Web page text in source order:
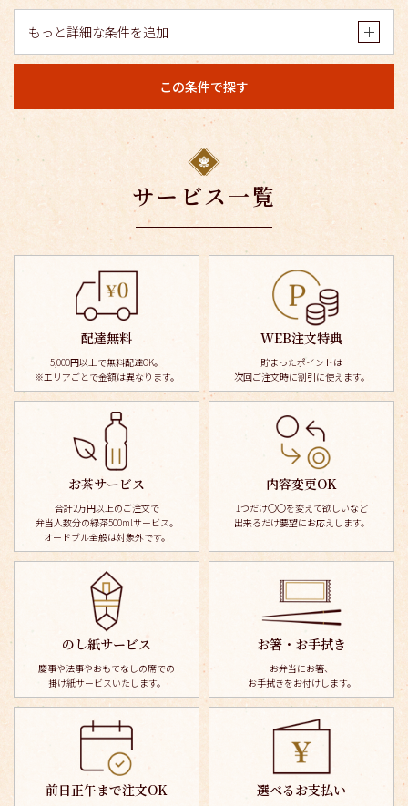
もっと詳細な条件を追加
この条件で探す
サービス一覧
配達無料
5,000円以上で無料配達OK。
※エリアごとで金額は異なります。
WEB注文特典
貯まったポイントは
次回ご注文時に割引に使えます。
お茶サービス
合計2万円以上のご注文で
弁当人数分の緑茶500mlサービス。
オードブル全般は対象外です。
内容変更OK
1つだけ〇〇を変えて欲しいなど
出来るだけ要望にお応えします。
のし紙サービス
慶事や法事やおもてなしの席での
掛け紙サービスいたします。
お箸・お手拭き
お弁当にお箸、
お手拭きをお付けします。
前日正午まで注文OK 選べるお支払い